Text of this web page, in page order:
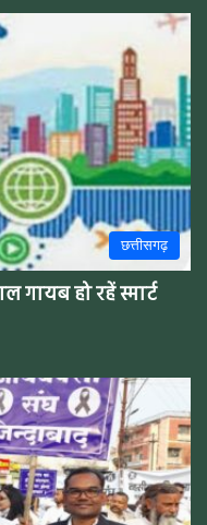
छत्तीसगढ़
गायब हो रहें स्मार्ट